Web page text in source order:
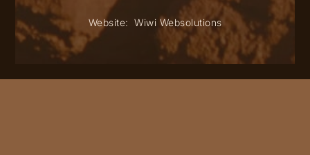
Website: Wiwi Websolutions